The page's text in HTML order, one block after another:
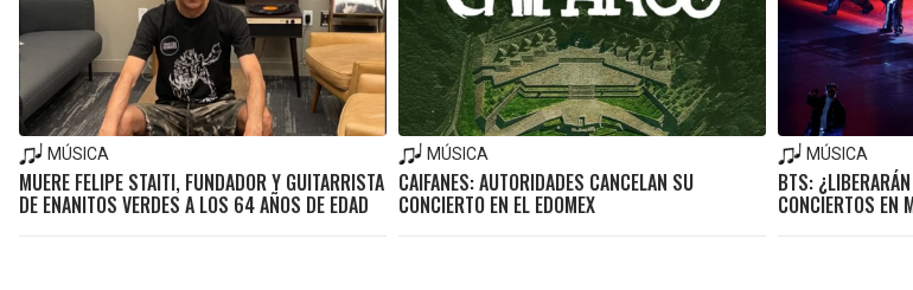
MÚSICA
MUERE FELIPE STAITI, FUNDADOR Y GUITARRISTA
DE ENANITOS VERDES A LOS 64 AÑOS DE EDAD
MÚSICA
CAIFANES: AUTORIDADES CANCELAN SU
CONCIERTO EN EL EDOMEX
MÚSICA
BTS:
CONCIERTOS EN